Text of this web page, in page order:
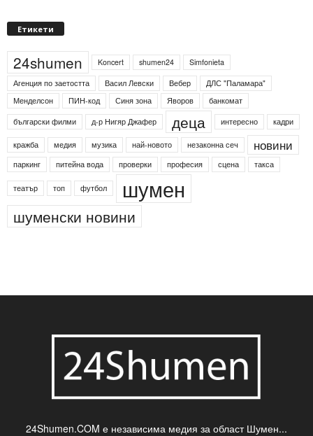
Етикети
24shumen Koncert shumen24
Simfonieta
Агенция по заетостта
Васил Левски Вебер
ДЛС "Паламара"
Менделсон
ПИН-код Синя зона Яворов
банкомат
български филми
д-р Нигяр Джафер деца интересно кадри
кражба медия музика най-новото незаконна сеч новини
паркинг питейна вода проверки професия сцена такса
театър топ футбол шумен
шуменски новини
24Shumen.COM е независима медия за област Шумен...